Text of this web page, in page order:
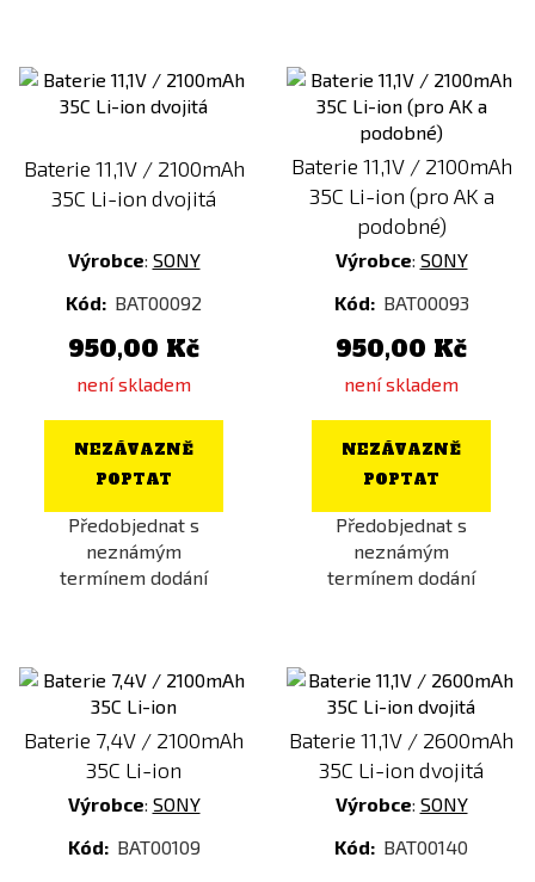
Baterie 11,1V / 2100mAh
35C Li-ion dvojitá
Výrobce: SONY
Kód: BAT00092
950,00 Kč
není skladem
NEZÁVAZNĚ
POPTAT
Předobjednat s
neznámým
termínem dodání
Baterie 11,1V / 2100mAh
35C Li-ion (pro AK a
podobné)
Výrobce: SONY
Kód: BAT00093
950,00 Kč
není skladem
NEZÁVAZNĚ
POPTAT
Předobjednat s
neznámým
termínem dodání
Baterie 7,4V / 2100mAh
35C Li-ion
Výrobce: SONY
Kód: BAT00109
Baterie 11,1V / 2600mAh
35C Li-ion dvojitá
Výrobce: SONY
Kód: BAT00140